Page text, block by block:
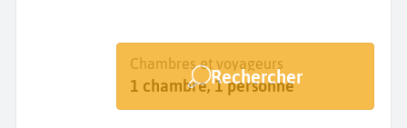
Destination
Pékin
Dates
Dates de votre séjour
Chambres et voyageurs
1 chambre, 1 personne
Rechercher